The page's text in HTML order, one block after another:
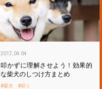
2017.04.04
叩かずに理解させよう！効果的
な柴犬のしつけ方まとめ
柴犬 叩く